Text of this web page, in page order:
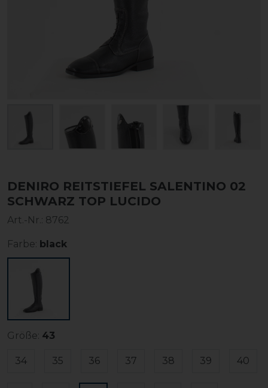
DENIRO REITSTIEFEL SALENTINO 02
SCHWARZ TOP LUCIDO
Art.-Nr.: 8762
Farbe: black
Größe: 43
34 35 36 37 38 39 40